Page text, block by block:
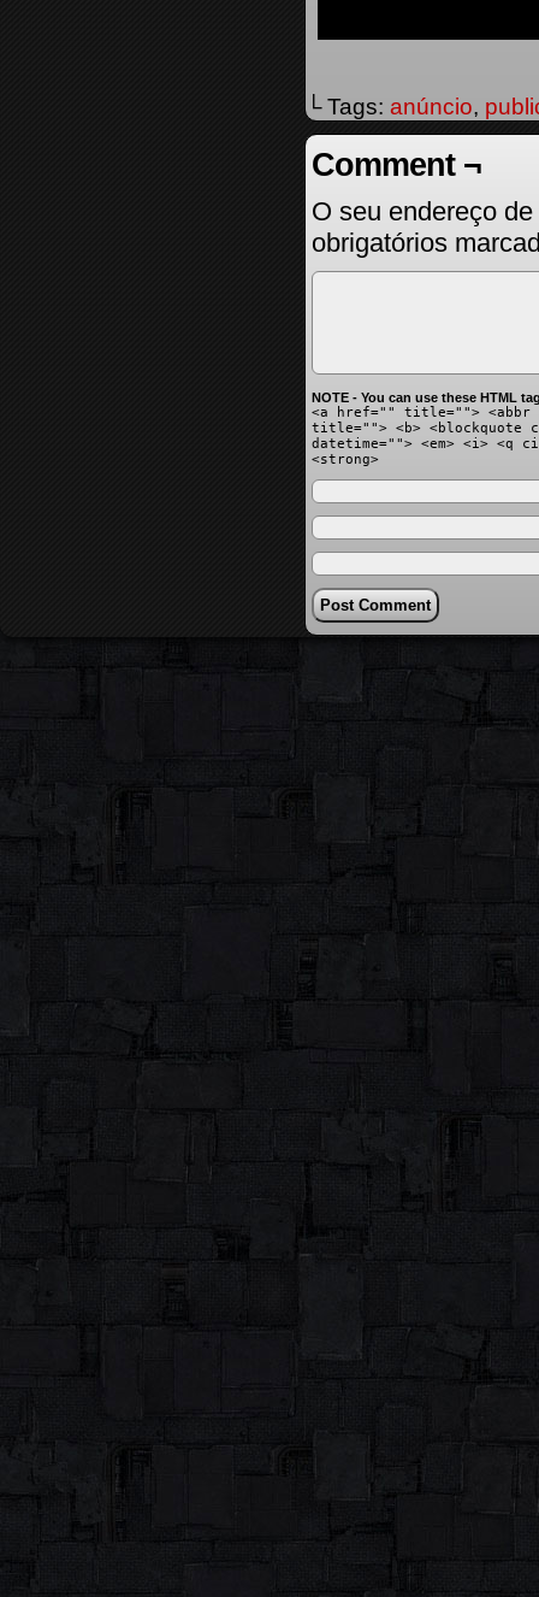
└ Tags: anúncio,
Comment ¬
O seu endereço
obrigatórios
NOTE - You can use these HTML
<a href="" title=""> <abbr
title=""> <b> <blockquote
datetime=""> <em> <i> <q
<strong>